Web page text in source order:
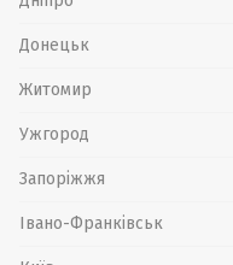
Донецьк
Житомир
Ужгород
Запоріжжя
Івано-Франківськ